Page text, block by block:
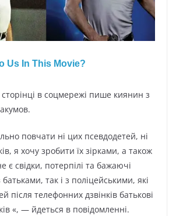
в соцмережі пише киянин з
повчати ні цих псевдодетей, ні
я хочу зробити їх зірками, а також
є свідки, потерпілі та бажаючі
так і з поліцейськими, які
після телефонних дзвінків батькові
«, — йдеться в повідомленні.